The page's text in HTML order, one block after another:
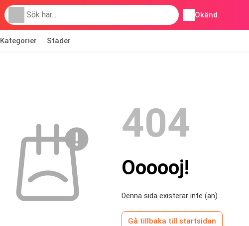
Okänd
Kategorier Städer
404
Oooooj!
Denna sida existerar inte (än)
Gå tillbaka till startsidan